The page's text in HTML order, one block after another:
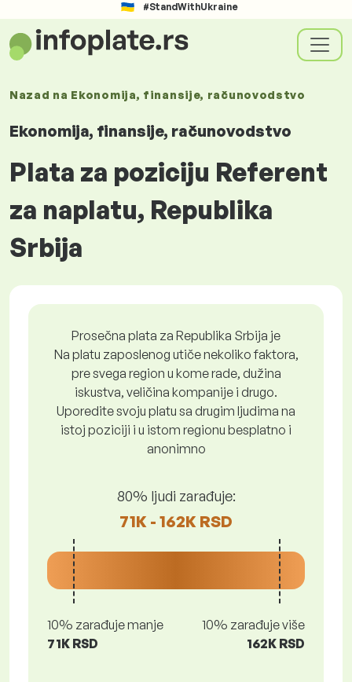
#StandWithUkraine
Nazad na Ekonomija, finansije, računovodstvo
Ekonomija, finansije, računovodstvo
Plata za poziciju Referent
za naplatu, Republika
Srbija
Prosečna plata za Republika Srbija je
Na platu zaposlenog utiče nekoliko faktora,
pre svega region u kome rade, dužina
iskustva, veličina kompanije i drugo.
Uporedite svoju platu sa drugim ljudima na
istoj poziciji i u istom regionu besplatno i
anonimno
80% ljudi zarađuje:
71K - 162K RSD
10% zarađuje manje
71K RSD
10% zarađuje više
162K RSD